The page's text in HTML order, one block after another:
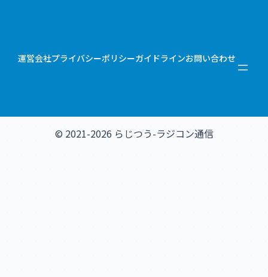
運営会社プライバシーポリシーガイドラインお問い合わせ
© 2021-2026 らじつう-ラジコン通信